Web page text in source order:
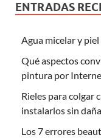
ENTRADAS
Agua micelar y
Qué aspectos
pintura por
Rieles para colgar
instalarlos sin
Los 7 errores